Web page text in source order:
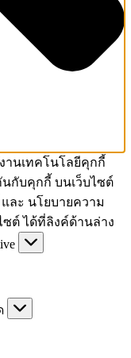
งานเทคโนโลยีคุกกี้
กับคุกกี้ บนเว็บไซต์
ละ นโยบายความ
ต์ ได้ที่ลิงค์ด้านล่าง